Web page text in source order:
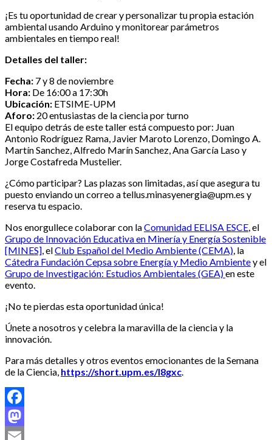
¡Es tu oportunidad de crear y personalizar tu propia estación
ambiental usando Arduino y monitorear parámetros
ambientales en tiempo real!
Detalles del taller:
Fecha: 7 y 8 de noviembre
Hora: De 16:00 a 17:30h
Ubicación: ETSIME-UPM
Aforo: 20 entusiastas de la ciencia por turno
El equipo detrás de este taller está compuesto por: Juan
Antonio Rodríguez Rama, Javier Maroto Lorenzo, Domingo A.
Martín Sanchez, Alfredo Marín Sanchez, Ana García Laso y
Jorge Costafreda Mustelier.
¿Cómo participar? Las plazas son limitadas, así que asegura tu
puesto enviando un correo a tellus.minasyenergia@upm.es y
reserva tu espacio.
Nos enorgullece colaborar con laComunidad EELISA ESCE, el
Grupo de Innovación Educativa en Minería y Energía Sostenible
[MINES], elClub Español del Medio Ambiente (CEMA), la
Cátedra Fundación Cepsa sobre Energía y Medio Ambientey el
Grupo de Investigación: Estudios Ambientales (GEA)en este
evento.
¡No te pierdas esta oportunidad única!
Únete a nosotros y celebra la maravilla de la ciencia y la
innovación.
Para más detalles y otros eventos emocionantes de la Semana
de la Ciencia, https://short.upm.es/l8gxc.
Facebook
Mastodon